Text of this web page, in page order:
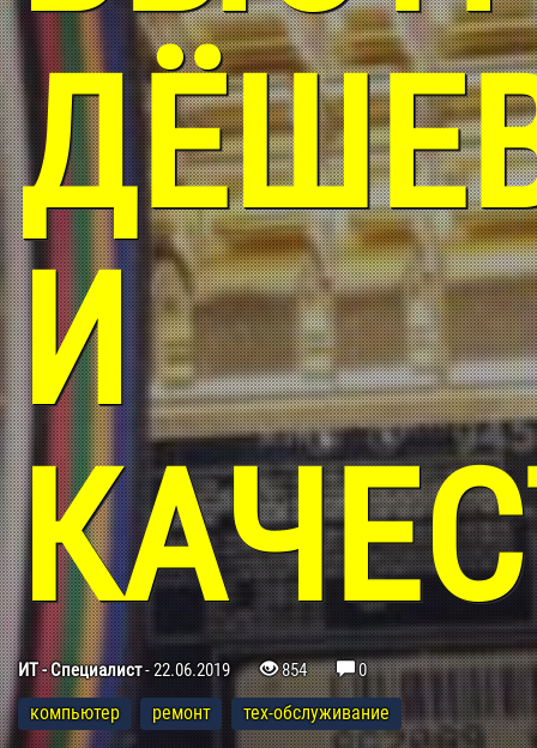
И
ИТ - Специалист-22.06.2019 854 0
компьютер ремонт тех-обслуживание